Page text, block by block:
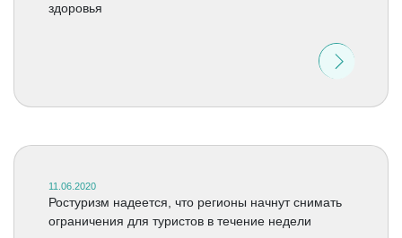
здоровья
11.06.2020
Ростуризм надеется, что регионы начнут снимать
ограничения для туристов в течение недели